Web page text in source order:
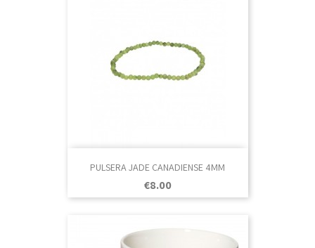
PULSERA JADE CANADIENSE 4MM
Price
€8.00